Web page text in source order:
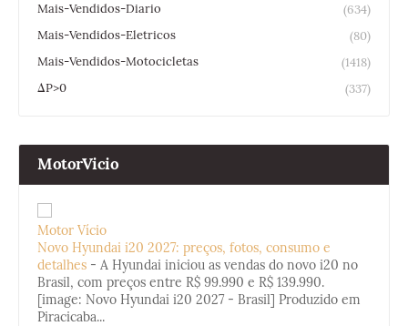
Mais-Vendidos-Diario
(634)
Mais-Vendidos-Eletricos
(80)
Mais-Vendidos-Motocicletas
(1418)
ΔP>0
(337)
MotorVicio
Motor Vício
Novo Hyundai i20 2027: preços, fotos, consumo e
detalhes - A Hyundai iniciou as vendas do novo i20 no
Brasil, com preços entre R$ 99.990 e R$ 139.990.
[image: Novo Hyundai i20 2027 - Brasil] Produzido em
Piracicaba...